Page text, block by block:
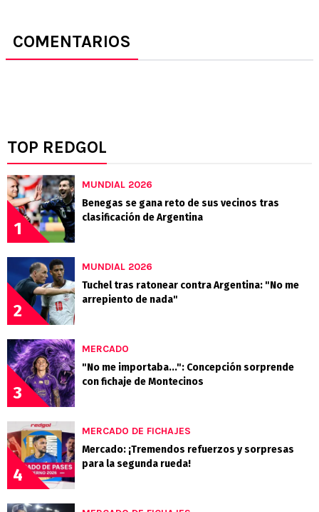
COMENTARIOS
TOP REDGOL
1
MUNDIAL 2026
Benegas se gana reto de sus vecinos tras
clasificación de Argentina
2
MUNDIAL 2026
Tuchel tras ratonear contra Argentina: "No me
arrepiento de nada"
3
MERCADO
"No me importaba...": Concepción sorprende
con fichaje de Montecinos
4
MERCADO DE FICHAJES
Mercado: ¡Tremendos refuerzos y sorpresas
para la segunda rueda!